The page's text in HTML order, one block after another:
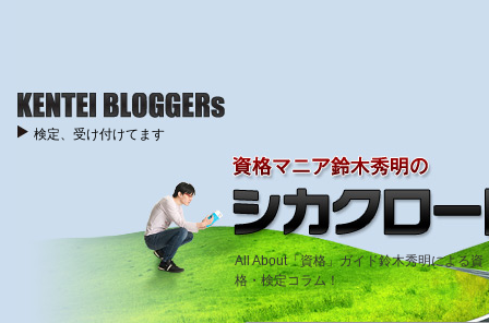
All About「資格」ガイド鈴木秀明による資
格・検定コラム！
検定、受け付けてます